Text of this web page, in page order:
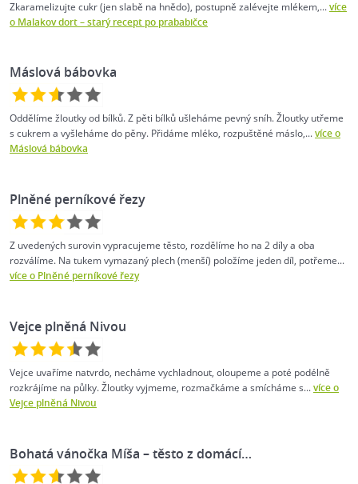
Zkaramelizujte cukr (jen slabě na hnědo), postupně zalévejte mlékem,...více
o Malakov dort –⁠ starý recept po prababičce
Máslová bábovka
Oddělíme žloutky od bílků. Z pěti bílků ušleháme pevný sníh. Žloutky utřeme
s cukrem a vyšleháme do pěny. Přidáme mléko, rozpuštěné máslo,...více o
Máslová bábovka
Plněné perníkové řezy
Z uvedených surovin vypracujeme těsto, rozdělíme ho na 2 díly a oba
rozválíme. Na tukem vymazaný plech (menší) položíme jeden díl, potřeme...
více o Plněné perníkové řezy
Vejce plněná Nivou
Vejce uvaříme natvrdo, necháme vychladnout, oloupeme a poté podélně
rozkrájíme na půlky. Žloutky vyjmeme, rozmačkáme a smícháme s...více o
Vejce plněná Nivou
Bohatá vánočka Míša – těsto z domácí…